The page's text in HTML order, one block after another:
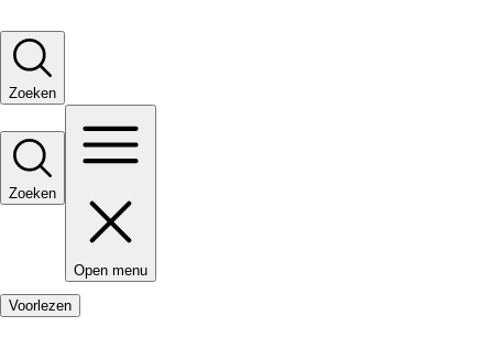
Zoeken
Zoeken
Open menu
Voorlezen